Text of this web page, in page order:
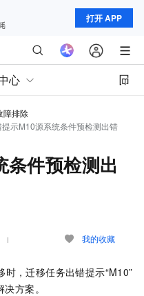
打开 APP
心
障排除
提示M10源系统条件预检测出错
条件预检测出
我的收藏
时，迁移任务出错提示“M10”
方案。